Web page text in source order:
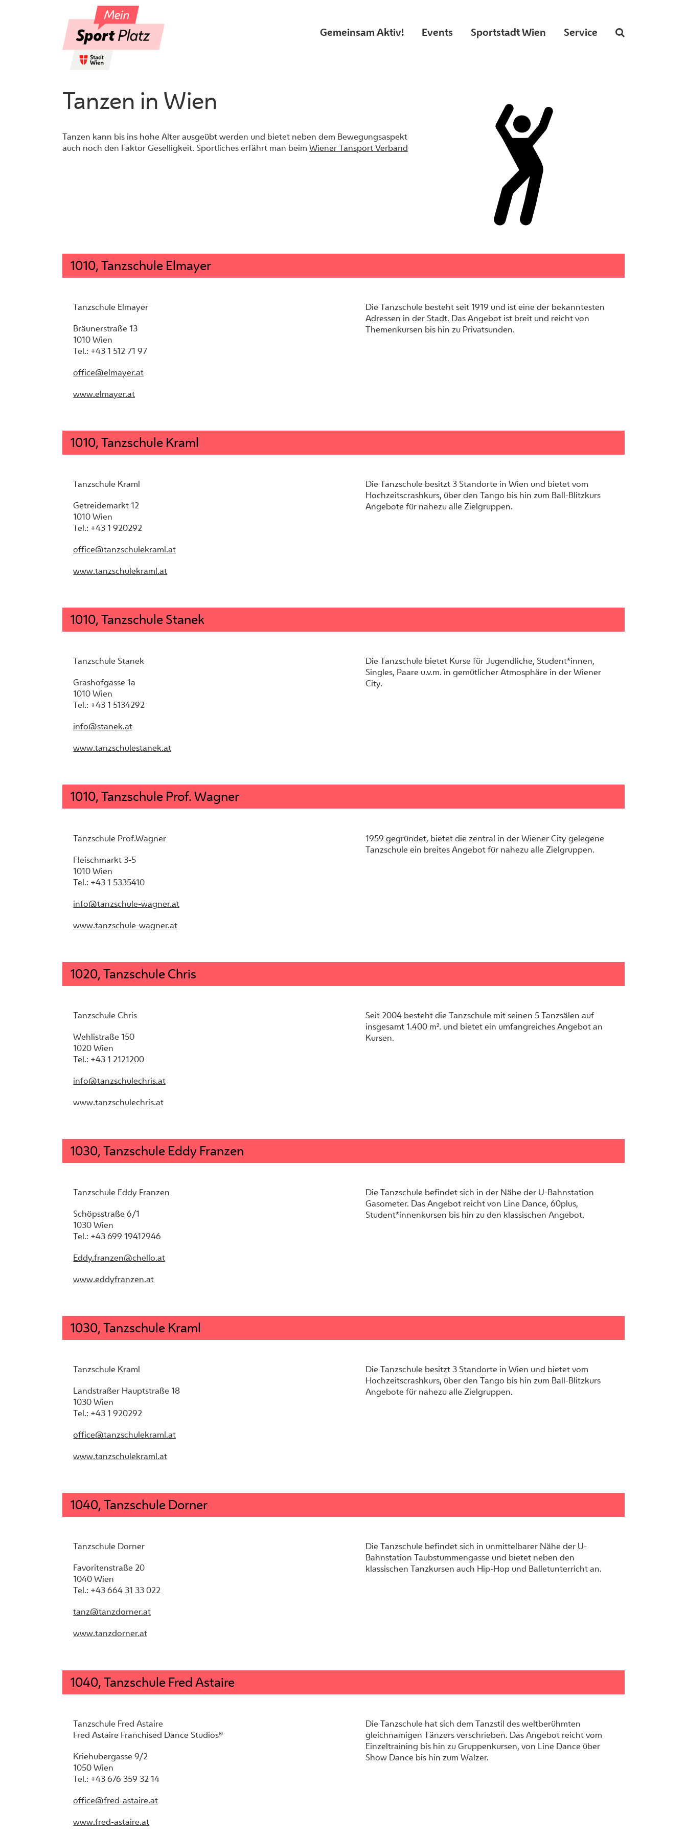
Gemeinsam Aktiv! Events Sportstadt Wien Service
Tanzen in Wien
Tanzen kann bis ins hohe Alter ausgeübt werden und bietet neben dem Bewegungsaspekt
auch noch den Faktor Geselligkeit. Sportliches erfährt man beim Wiener Tansport Verband
1010, Tanzschule Elmayer
Tanzschule Elmayer
Bräunerstraße 13
1010 Wien
Tel.: +43 1 512 71 97
office@elmayer.at
www.elmayer.at
Die Tanzschule besteht seit 1919 und ist eine der bekanntesten
Adressen in der Stadt. Das Angebot ist breit und reicht von
Themenkursen bis hin zu Privatsunden.
1010, Tanzschule Kraml
Tanzschule Kraml
Getreidemarkt 12
1010 Wien
Tel.: +43 1 920292
office@tanzschulekraml.at
www.tanzschulekraml.at
Die Tanzschule besitzt 3 Standorte in Wien und bietet vom
Hochzeitscrashkurs, über den Tango bis hin zum Ball-Blitzkurs
Angebote für nahezu alle Zielgruppen.
1010, Tanzschule Stanek
Tanzschule Stanek
Grashofgasse 1a
1010 Wien
Tel.: +43 1 5134292
info@stanek.at
www.tanzschulestanek.at
Die Tanzschule bietet Kurse für Jugendliche, Student*innen,
Singles, Paare u.v.m. in gemütlicher Atmosphäre in der Wiener
City.
1010, Tanzschule Prof. Wagner
Tanzschule Prof.Wagner
Fleischmarkt 3-5
1010 Wien
Tel.: +43 1 5335410
info@tanzschule-wagner.at
www.tanzschule-wagner.at
1959 gegründet, bietet die zentral in der Wiener City gelegene
Tanzschule ein breites Angebot für nahezu alle Zielgruppen.
1020, Tanzschule Chris
Tanzschule Chris
Wehlistraße 150
1020 Wien
Tel.: +43 1 2121200
info@tanzschulechris.at
www.tanzschulechris.at
Seit 2004 besteht die Tanzschule mit seinen 5 Tanzsälen auf
insgesamt 1.400 m². und bietet ein umfangreiches Angebot an
Kursen.
1030, Tanzschule Eddy Franzen
Tanzschule Eddy Franzen
Schöpsstraße 6/1
1030 Wien
Tel.: +43 699 19412946
Eddy.franzen@chello.at
www.eddyfranzen.at
Die Tanzschule befindet sich in der Nähe der U-Bahnstation
Gasometer. Das Angebot reicht von Line Dance, 60plus,
Student*innenkursen bis hin zu den klassischen Angebot.
1030, Tanzschule Kraml
Tanzschule Kraml
Landstraßer Hauptstraße 18
1030 Wien
Tel.: +43 1 920292
office@tanzschulekraml.at
www.tanzschulekraml.at
Die Tanzschule besitzt 3 Standorte in Wien und bietet vom
Hochzeitscrashkurs, über den Tango bis hin zum Ball-Blitzkurs
Angebote für nahezu alle Zielgruppen.
1040, Tanzschule Dorner
Tanzschule Dorner
Favoritenstraße 20
1040 Wien
Tel.: +43 664 31 33 022
tanz@tanzdorner.at
www.tanzdorner.at
Die Tanzschule befindet sich in unmittelbarer Nähe der U-
Bahnstation Taubstummengasse und bietet neben den
klassischen Tanzkursen auch Hip-Hop und Balletunterricht an.
1040, Tanzschule Fred Astaire
Tanzschule Fred Astaire
Fred Astaire Franchised Dance Studios®
Kriehubergasse 9/2
1050 Wien
Tel.: +43 676 359 32 14
office@fred-astaire.at
www.fred-astaire.at
Die Tanzschule hat sich dem Tanzstil des weltberühmten
gleichnamigen Tänzers verschrieben. Das Angebot reicht vom
Einzeltraining bis hin zu Gruppenkursen, von Line Dance über
Show Dance bis hin zum Walzer.